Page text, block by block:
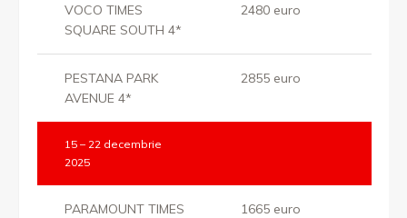
VOCO TIMES
SQUARE SOUTH 4*
2480 euro
PESTANA PARK
AVENUE 4*
2855 euro
15 – 22 decembrie
2025
PARAMOUNT TIMES
1665 euro